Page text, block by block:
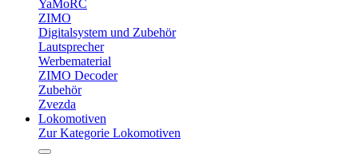
YaMoRC
ZIMO
Digitalsystem und Zubehör
Lautsprecher
Werbematerial
ZIMO Decoder
Zubehör
Zvezda
Lokomotiven
Zur Kategorie Lokomotiven